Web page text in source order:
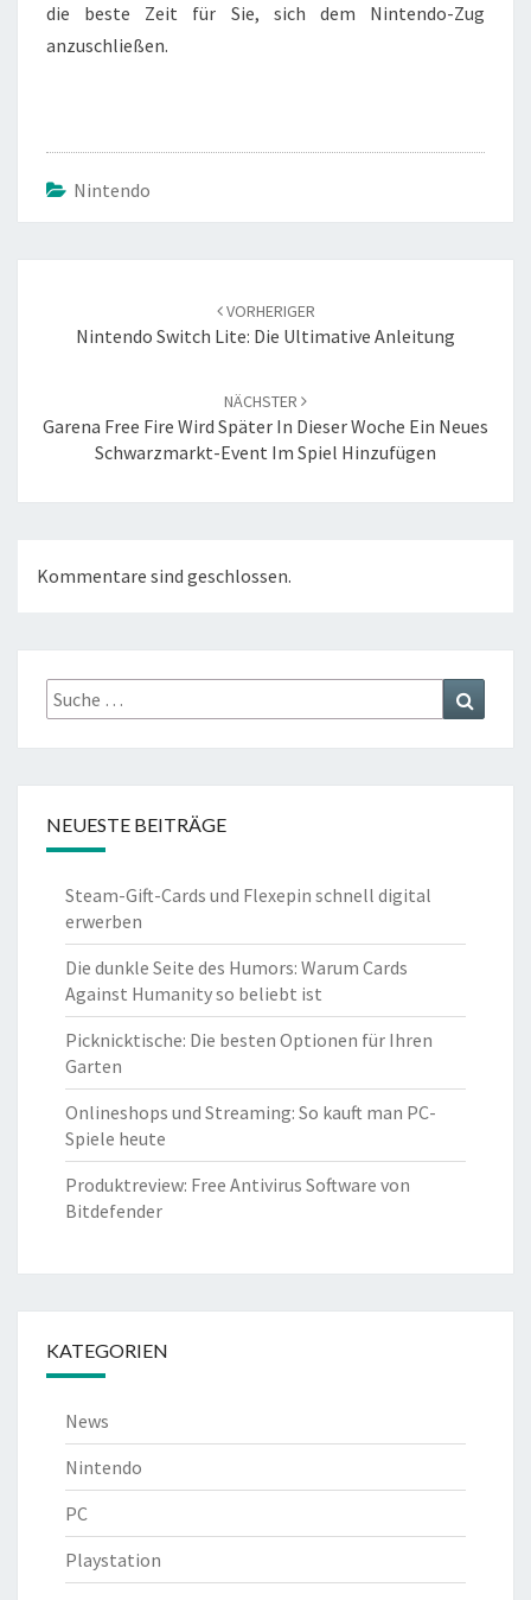
die beste Zeit für Sie, sich dem Nintendo-Zug
anzuschließen.
Nintendo
VORHERIGER
Nintendo Switch Lite: Die Ultimative Anleitung
NÄCHSTER
Garena Free Fire Wird Später In Dieser Woche Ein Neues
Schwarzmarkt-Event Im Spiel Hinzufügen
Kommentare sind geschlossen.
Suche
nach:
NEUESTE BEITRÄGE
Steam-Gift-Cards und Flexepin schnell digital
erwerben
Die dunkle Seite des Humors: Warum Cards
Against Humanity so beliebt ist
Picknicktische: Die besten Optionen für Ihren
Garten
Onlineshops und Streaming: So kauft man PC-
Spiele heute
Produktreview: Free Antivirus Software von
Bitdefender
KATEGORIEN
News
Nintendo
PC
Playstation